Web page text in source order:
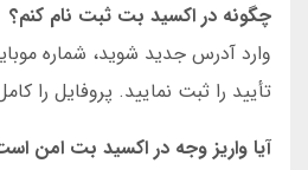
چگونه در اکسید بت ثبت نام کنم؟
وارد آدرس جدید شوید، شماره
تأیید را ثبت نمایید. پروفایل را
آیا واریز وجه در اکسید بت امن